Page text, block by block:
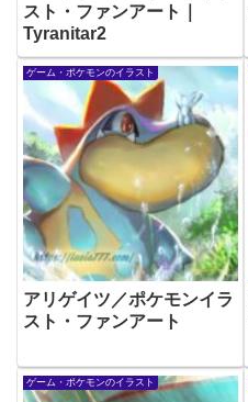
スト・ファンアート｜
Tyranitar2
ゲーム・ポケモンのイラスト
アリゲイツ／ポケモンイラ
スト・ファンアート
ゲーム・ポケモンのイラスト